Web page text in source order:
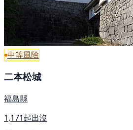
中等風險
二本松城
福島縣
1,171起出沒